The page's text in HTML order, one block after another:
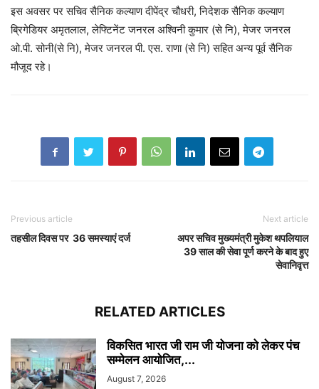
इस अवसर पर सचिव सैनिक कल्याण दीपेंद्र चौधरी, निदेशक सैनिक कल्याण
ब्रिगेडियर अमृतलाल, लेफ्टिनेंट जनरल अश्विनी कुमार (से नि), मेजर जनरल
ओ.पी. सोनी(से नि), मेजर जनरल पी. एस. राणा (से नि) सहित अन्य पूर्व सैनिक
मौजूद रहे।
Previous article
तहसील दिवस पर 36 समस्याएं दर्ज
Next article
अपर सचिव मुख्यमंत्री मुकेश थपलियाल
39 साल की सेवा पूर्ण करने के बाद हुए
सेवानिवृत्त
RELATED ARTICLES
विकसित भारत जी राम जी योजना को लेकर पंच
सम्मेलन आयोजित,...
August 7, 2026